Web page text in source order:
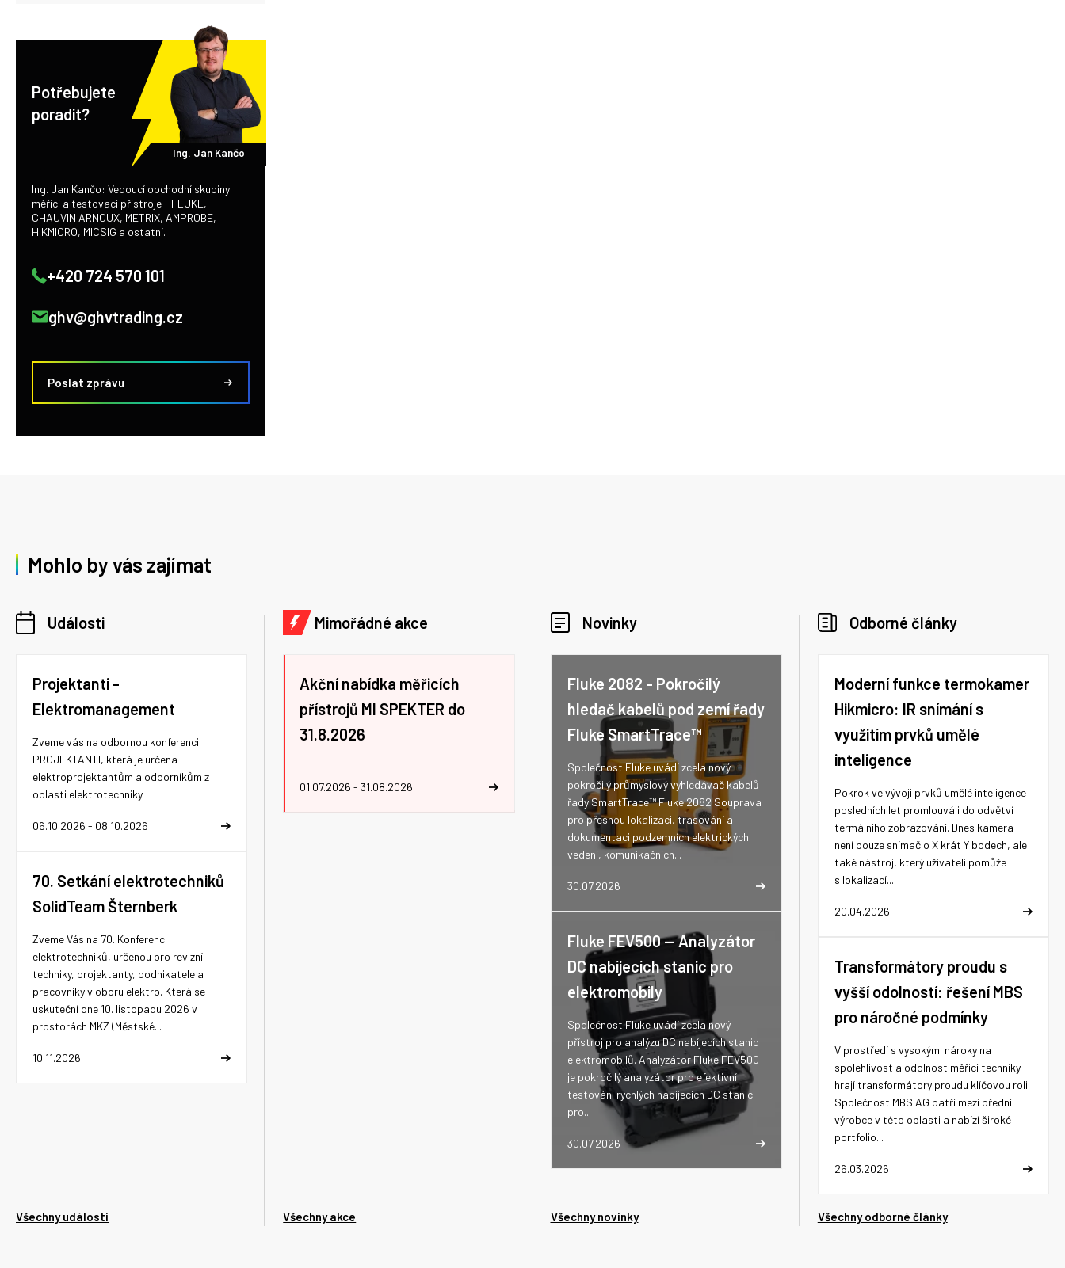
Potřebujete
poradit?
Ing. Jan Kančo
Ing. Jan Kančo: Vedoucí obchodní skupiny
měřicí a testovací přístroje - FLUKE,
CHAUVIN ARNOUX, METRIX, AMPROBE,
HIKMICRO, MICSIG a ostatní.
+420 724 570 101
ghv@ghvtrading.cz
Poslat zprávu
Mohlo by vás zajímat
Události
Projektanti -
Elektromanagement
06.10.2026 - 08.10.2026
Zveme vás na odbornou konferenci
PROJEKTANTI, která je určena
elektroprojektantům a odborníkům z
oblasti elektrotechniky.
70. Setkání elektrotechniků
SolidTeam Šternberk
10.11.2026
Zveme Vás na 70. Konferenci
elektrotechniků, určenou pro revizní
techniky, projektanty, podnikatele a
pracovníky v oboru elektro. Která se
uskuteční dne 10. listopadu 2026 v
prostorách MKZ (Městské...
Všechny události
Mimořádné akce
Akční nabídka měřicích
přístrojů MI SPEKTER do
31.8.2026
01.07.2026 - 31.08.2026
Všechny akce
Novinky
Fluke 2082 - Pokročilý
hledač kabelů pod zemí řady
Fluke SmartTrace™
30.07.2026
Společnost Fluke uvádí zcela nový
pokročilý průmyslový vyhledávač kabelů
řady SmartTrace™ Fluke 2082 Souprava
pro přesnou lokalizaci, trasování a
dokumentaci podzemních elektrických
vedení, komunikačních...
Fluke FEV500 -- Analyzátor
DC nabíjecích stanic pro
elektromobily
30.07.2026
Společnost Fluke uvádí zcela nový
přístroj pro analýzu DC nabíjecích stanic
elektromobilů. Analyzátor Fluke FEV500
je pokročilý analyzátor pro efektivní
testování rychlých nabíjecích DC stanic
pro...
Všechny novinky
Odborné články
Moderní funkce termokamer
Hikmicro: IR snímání s
využitím prvků umělé
inteligence
20.04.2026
Pokrok ve vývoji prvků umělé inteligence
posledních let promlouvá i do odvětví
termálního zobrazování. Dnes kamera
není pouze snímač o X krát Y bodech, ale
také nástroj, který uživateli pomůže
s lokalizací...
Transformátory proudu s
vyšší odolností: řešení MBS
pro náročné podmínky
26.03.2026
V prostředí s vysokými nároky na
spolehlivost a odolnost měřicí techniky
hrají transformátory proudu klíčovou roli.
Společnost MBS AG patří mezi přední
výrobce v této oblasti a nabízí široké
portfolio...
Všechny odborné články